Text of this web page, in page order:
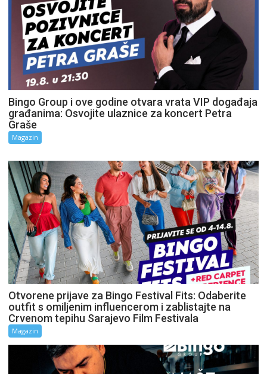
Bingo Group i ove godine otvara vrata VIP događaja
građanima: Osvojite ulaznice za koncert Petra
Graše
Magazin
Otvorene prijave za Bingo Festival Fits: Odaberite
outfit s omiljenim influencerom i zablistajte na
Crvenom tepihu Sarajevo Film Festivala
Magazin